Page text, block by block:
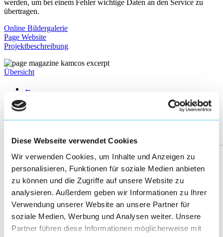
Diese Webseite verwendet Cookies
Wir verwenden Cookies, um Inhalte und Anzeigen zu
personalisieren, Funktionen für soziale Medien anbieten
zu können und die Zugriffe auf unsere Website zu
analysieren. Außerdem geben wir Informationen zu Ihrer
Verwendung unserer Website an unsere Partner für
soziale Medien, Werbung und Analysen weiter. Unsere
Partner führen diese Informationen möglicherweise mit
werden, um bei einem Fehler wichtige Daten an den Service zu
übertragen.
Online Bildergalerie
Page Website
Projektbeschreibung
Übersicht
←
→